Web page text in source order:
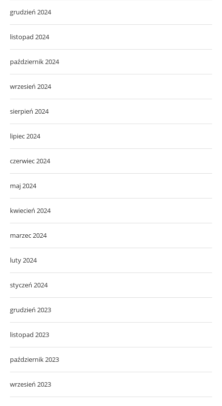
grudzień 2024
listopad 2024
październik 2024
wrzesień 2024
sierpień 2024
lipiec 2024
czerwiec 2024
maj 2024
kwiecień 2024
marzec 2024
luty 2024
styczeń 2024
grudzień 2023
listopad 2023
październik 2023
wrzesień 2023